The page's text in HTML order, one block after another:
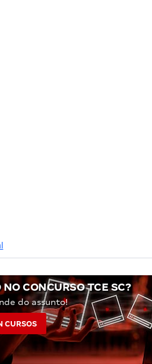
CONCURSO TCE SC?
do assunto!
CURSOS